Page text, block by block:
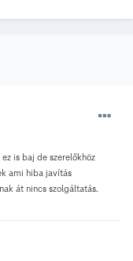
is baj de szerelőkhöz
ami hiba javítás
át nincs szolgáltatás.